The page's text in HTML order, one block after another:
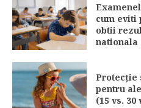
cum eviti
obtii
nationala
Protecție
pentru
(15 vs. 30